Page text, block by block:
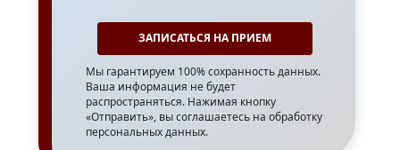
Мы гарантируем 100% сохранность данных.
Ваша информация не будет
распространяться. Нажимая кнопку
«Отправить», вы соглашаетесь на обработку
персональных данных.